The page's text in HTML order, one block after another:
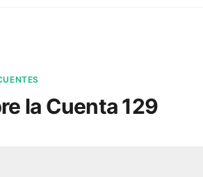
la Cuenta129